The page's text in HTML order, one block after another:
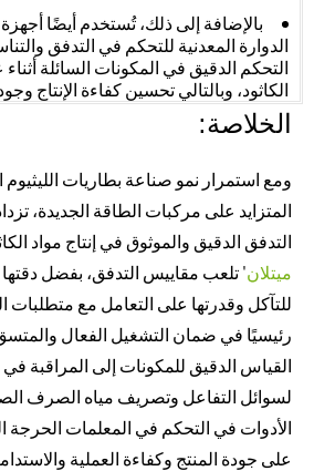
بالإضافة إلى ذلك، تُستخدم أيضًا
الدوارة المعدنية للتحكم في التدفق
التحكم الدقيق في المكونات السائلة أثناء
الكاثود، وبالتالي تحسين كفاءة الإنتاج
الخلاصة:
ومع استمرار نمو صناعة بطاريات
المتزايد على مركبات الطاقة الجديدة،
التدفق الدقيق والموثوق في إنتاج مواد
ميتلان' تلعب مقاييس التدفق، بفضل دقتها
للتآكل وقدرتها على التعامل مع متطلبات
رئيسيًا في ضمان التشغيل الفعال
القياس الدقيق للمكونات إلى المراقبة
لسوائل التفاعل وتصريف مياه الصرف
الأدوات في التحكم في المعلمات الحرجة
على جودة المنتج وكفاءة العملية